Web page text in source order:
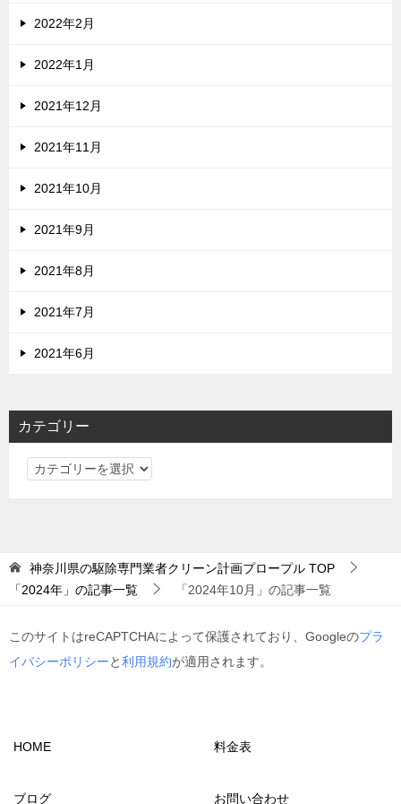
2022年2月
2022年1月
2021年12月
2021年11月
2021年10月
2021年9月
2021年8月
2021年7月
2021年6月
カテゴリー
カ
神奈川県の駆除専門業者クリーン計画プロープル TOP
「2024年」の記事一覧
「2024年10月」の記事一覧
このサイトはreCAPTCHAによって保護されており、Googleのプラ
イバシーポリシーと利用規約が適用されます。
HOME 料金表
ブログ お問い合わせ